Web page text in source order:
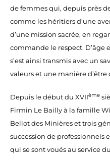
de femmes qui, depuis près
comme les héritiers d’une
d’une mission sacrée, en
commande le respect.
s’est ainsi transmis avec un
valeurs et une manière
Depuis le début du XVIIème
Firmin Le Bailly à la famille
Bellot des Minières et trois
succession de professionnels
qui se sont voués au service